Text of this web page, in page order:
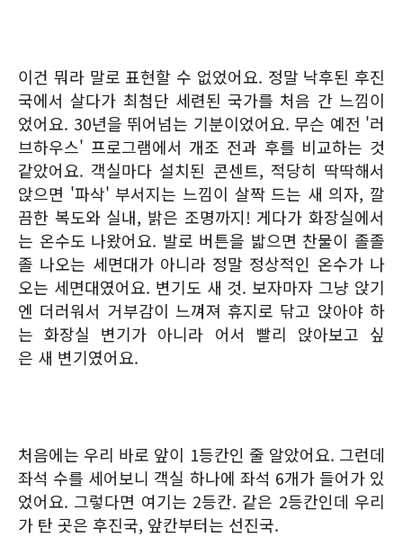
이건 뭐라 말로 표현할 수 없었어요. 정말 낙후된 후진
국에서 살다가 최첨단 세련된 국가를 처음 간 느낌이
었어요. 30년을 뛰어넘는 기분이었어요. 무슨 예전 '러
브하우스' 프로그램에서 개조 전과 후를 비교하는 것
같았어요. 객실마다 설치된 콘센트, 적당히 딱딱해서
앉으면 '파삭' 부서지는 느낌이 살짝 드는 새 의자, 깔
끔한 복도와 실내, 밝은 조명까지! 게다가 화장실에서
는 온수도 나왔어요. 발로 버튼을 밟으면 찬물이 졸졸
졸 나오는 세면대가 아니라 정말 정상적인 온수가 나
오는 세면대였어요. 변기도 새 것. 보자마자 그냥 앉기
엔 더러워서 거부감이 느껴져 휴지로 닦고 앉아야 하
는 화장실 변기가 아니라 어서 빨리 앉아보고 싶
은 새 변기였어요.
처음에는 우리 바로 앞이 1등칸인 줄 알았어요. 그런데
좌석 수를 세어보니 객실 하나에 좌석 6개가 들어가 있
었어요. 그렇다면 여기는 2등칸. 같은 2등칸인데 우리
가 탄 곳은 후진국, 앞칸부터는 선진국.